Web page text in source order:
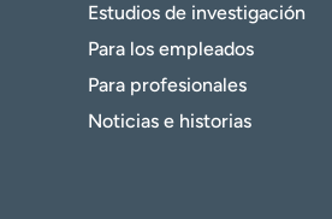
Estudios de investigación
Para los empleados
Para profesionales
Noticias e historias